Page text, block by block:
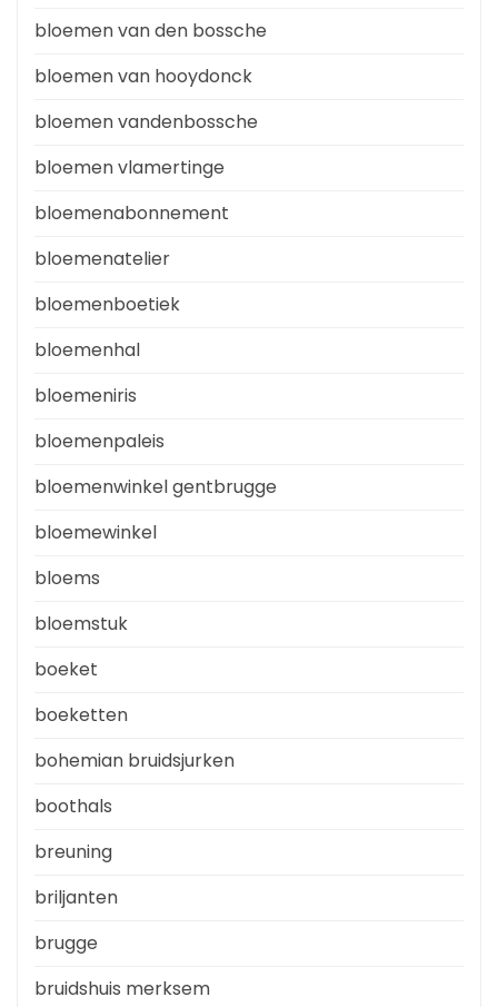
bloemen van den bossche
bloemen van hooydonck
bloemen vandenbossche
bloemen vlamertinge
bloemenabonnement
bloemenatelier
bloemenboetiek
bloemenhal
bloemeniris
bloemenpaleis
bloemenwinkel gentbrugge
bloemewinkel
bloems
bloemstuk
boeket
boeketten
bohemian bruidsjurken
boothals
breuning
briljanten
brugge
bruidshuis merksem